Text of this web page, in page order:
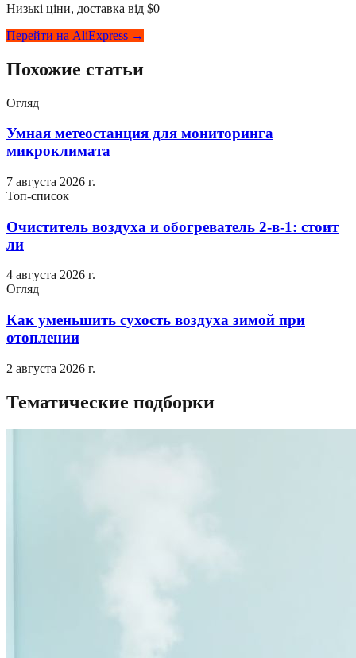
Низькі ціни, доставка від $0
Перейти на AliExpress →
Похожие статьи
Огляд
Умная метеостанция для мониторинга
микроклимата
7 августа 2026 г.
Топ-список
Очиститель воздуха и обогреватель 2-в-1: стоит
ли
4 августа 2026 г.
Огляд
Как уменьшить сухость воздуха зимой при
отоплении
2 августа 2026 г.
Тематические подборки